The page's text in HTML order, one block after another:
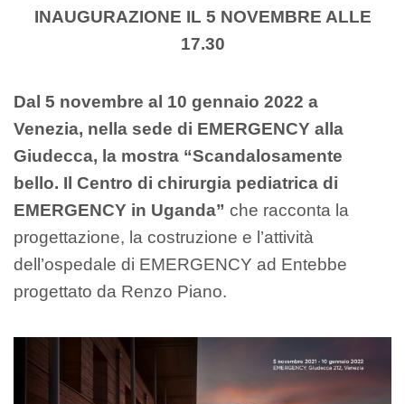
INAUGURAZIONE IL 5 NOVEMBRE ALLE
17.30
Dal 5 novembre al 10 gennaio 2022 a
Venezia, nella sede di EMERGENCY alla
Giudecca, la mostra “Scandalosamente
bello. Il Centro di chirurgia pediatrica di
EMERGENCY in Uganda” che racconta la
progettazione, la costruzione e l’attività
dell’ospedale di EMERGENCY ad Entebbe
progettato da Renzo Piano.